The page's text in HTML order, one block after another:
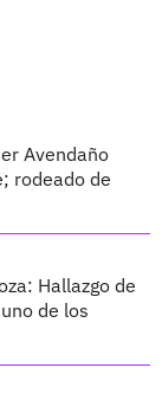
Avendaño
rodeado de
Hallazgo de
de los